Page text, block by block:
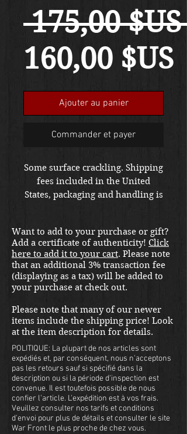
175,00 $US
160,00 $US
Ajouter au panier
Commander et payer
Some surface crackling. Shipping
fees included in the United
States, packaging and handling is
thewarfront1944@gmail.com for
international shipping quote.
Located in Kirkland location.
Want to add to your purchase or gift?
Add a certificate of authenticity! Click
here to add it to your cart. Please note
that an additional 3% transaction fee
(displaying as a tax) will be added to
your purchase at check out.
Please note that many of our newer
items include the shipping price! Look
at the item description for details.
POLITIQUE: La plupart de nos articles sont
expédiés et, par conséquent, nous n'acceptons
pas les retours sauf si spécifié dans la
description ou si la période d'inspection est
convenue. Il est toutefois possible de nous
confier l'article. L'expédition est à vos frais.
Veuillez consulter nos tarifs et conditions
d'envoi pour plus de détails et consulter le site
War Front le plus proche de chez vous.